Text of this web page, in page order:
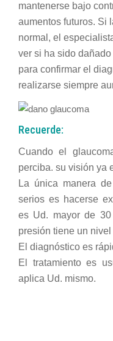
mantenerse bajo
aumentos futuros. Si
normal, el
ver si ha sido
para confirmar el
realizarse siempre
Recuerde:
Cuando el
perciba. su visión ya
La única manera
serios es hacerse
es Ud. mayor de
presión tiene un
El diagnóstico es
El tratamiento es
aplica Ud. mismo.